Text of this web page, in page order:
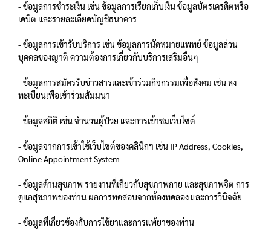
- ข้อมูลการชำระเงิน เช่น ข้อมูลการเรียกเก็บเงิน ข้อมูลบัตรเครดิตหรือ
เดบิต และรายละเอียดบัญชีธนาคาร
- ข้อมูลการเข้ารับบริการ เช่น ข้อมูลการนัดหมายแพทย์ ข้อมูลส่วน
บุคคลของญาติ ความต้องการเกี่ยวกับบริการเสริมอื่นๆ
- ข้อมูลการสมัครรับข่าวสารและเข้าร่วมกิจกรรมเพื่อสังคม เช่น ลง
ทะเบียนเพื่อเข้าร่วมสัมมนา
- ข้อมูลสถิติ เช่น จำนวนผู้ป่วย และการเข้าชมเว็บไซต์
- ข้อมูลจากการเข้าใช้เว็บไซต์ของคลินิกฯ เช่น IP Address, Cookies,
Online Appointment System
- ข้อมูลด้านสุขภาพ รายงานที่เกี่ยวกับสุขภาพกาย และสุขภาพจิต การ
ดูแลสุขภาพของท่าน ผลการทดสอบจากห้องทดลอง และการวินิจฉัย
- ข้อมูลที่เกี่ยวข้องกับการใช้ยาและการแพ้ยาของท่าน